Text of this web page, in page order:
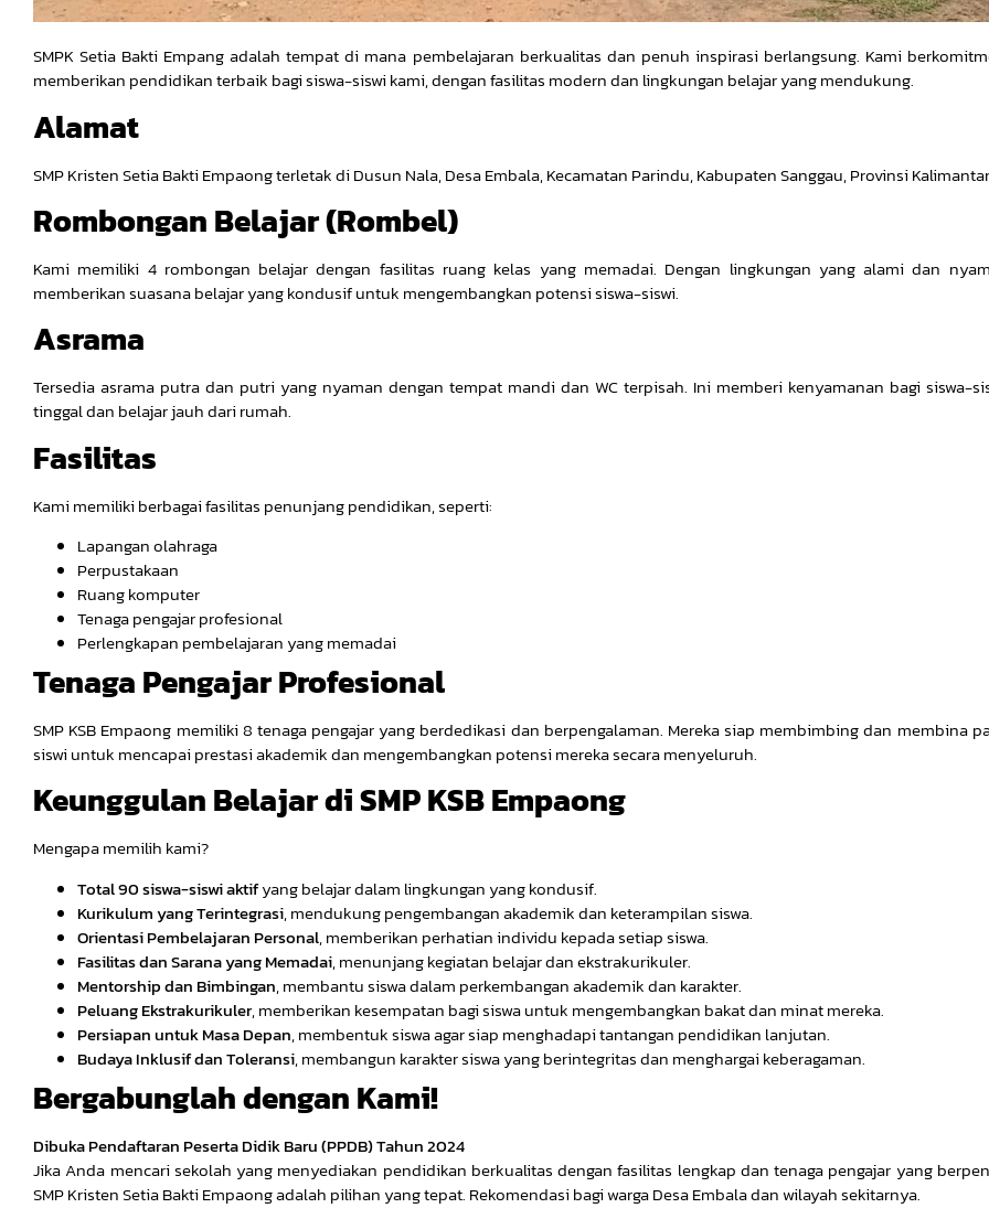
SMPK Setia Bakti Empang adalah tempat di mana pembelajaran berkualitas dan penuh inspirasi berlangsung. Kami
memberikan pendidikan terbaik bagi siswa-siswi kami, dengan fasilitas modern dan lingkungan belajar yang mendukung.
Alamat
SMP Kristen Setia Bakti Empaong terletak di Dusun Nala, Desa Embala, Kecamatan Parindu, Kabupaten Sanggau, Provinsi
Rombongan Belajar (Rombel)
Kami memiliki 4 rombongan belajar dengan fasilitas ruang kelas yang memadai. Dengan lingkungan yang alami dan
memberikan suasana belajar yang kondusif untuk mengembangkan potensi siswa-siswi.
Asrama
Tersedia asrama putra dan putri yang nyaman dengan tempat mandi dan WC terpisah. Ini memberi kenyamanan bagi siswa-
tinggal dan belajar jauh dari rumah.
Fasilitas
Kami memiliki berbagai fasilitas penunjang pendidikan, seperti:
Lapangan olahraga
Perpustakaan
Ruang komputer
Tenaga pengajar profesional
Perlengkapan pembelajaran yang memadai
Tenaga Pengajar Profesional
SMP KSB Empaong memiliki 8 tenaga pengajar yang berdedikasi dan berpengalaman. Mereka siap membimbing dan membina
siswi untuk mencapai prestasi akademik dan mengembangkan potensi mereka secara menyeluruh.
Keunggulan Belajar di SMP KSB Empaong
Mengapa memilih kami?
Total 90 siswa-siswi aktifyang belajar dalam lingkungan yang kondusif.
Kurikulum yang Terintegrasi, mendukung pengembangan akademik dan keterampilan siswa.
Orientasi Pembelajaran Personal, memberikan perhatian individu kepada setiap siswa.
Fasilitas dan Sarana yang Memadai, menunjang kegiatan belajar dan ekstrakurikuler.
Mentorship dan Bimbingan, membantu siswa dalam perkembangan akademik dan karakter.
Peluang Ekstrakurikuler, memberikan kesempatan bagi siswa untuk mengembangkan bakat dan minat mereka.
Persiapan untuk Masa Depan, membentuk siswa agar siap menghadapi tantangan pendidikan lanjutan.
Budaya Inklusif dan Toleransi, membangun karakter siswa yang berintegritas dan menghargai keberagaman.
Bergabunglah dengan Kami!
Dibuka Pendaftaran Peserta Didik Baru (PPDB) Tahun 2024
Jika Anda mencari sekolah yang menyediakan pendidikan berkualitas dengan fasilitas lengkap dan tenaga pengajar yang
SMP Kristen Setia Bakti Empaong adalah pilihan yang tepat. Rekomendasi bagi warga Desa Embala dan wilayah sekitarnya.